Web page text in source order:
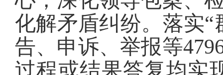
化解矛盾纠纷。 落实“
告、申诉、举报等
过程或结果答复均实